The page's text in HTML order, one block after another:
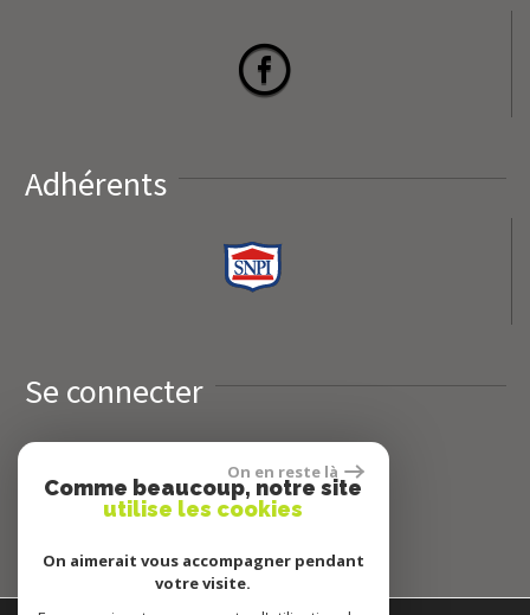
Adhérents
Se connecter
Espace propriétaires
On en reste là
Comme beaucoup, notre site
utilise les cookies
On aimerait vous accompagner pendant
votre visite.